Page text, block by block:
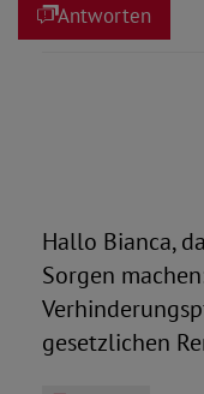
Antworten
Hallo Bianca,
Sorgen
gesetzlichen